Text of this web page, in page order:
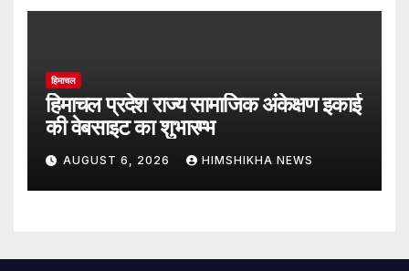
हिमाचल
हिमाचल प्रदेश राज्य सामाजिक अंकेक्षण इकाई
की वेबसाइट का शुभारम्भ
AUGUST 6, 2026 HIMSHIKHA NEWS